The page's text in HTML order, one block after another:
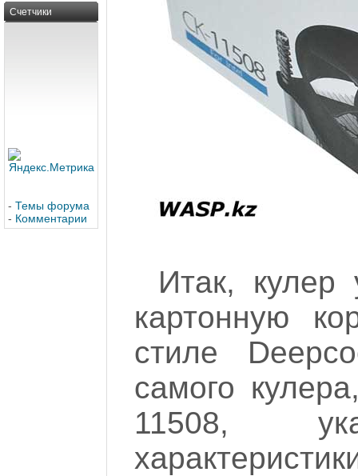
Счетчики
- Темы форума
- Комментарии
Итак, кулер
картонную
стиле
самого
11508,